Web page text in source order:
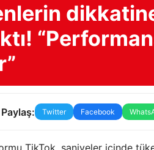
Paylaş: Twitter Facebook
TikTok, saniyeler içinde